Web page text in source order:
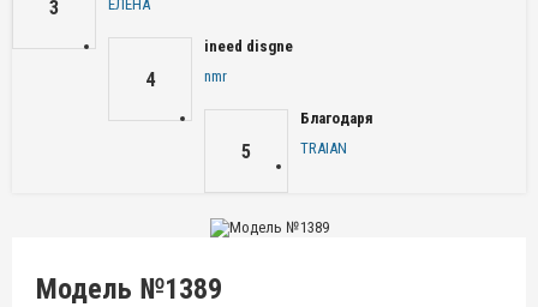
3
ЕЛЕНА
4
ineed disgne
nmr
5
Благодаря
TRAIAN
Модель №1389